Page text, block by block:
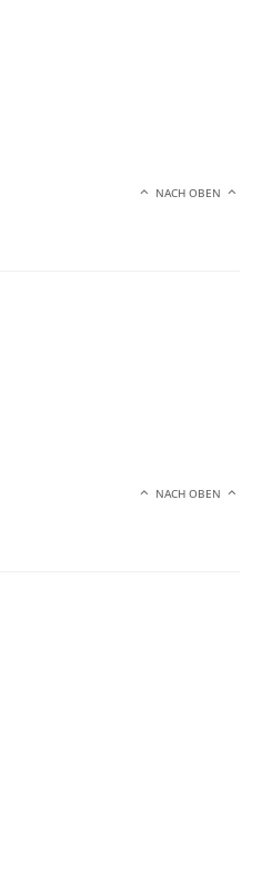
NACH OBEN
NACH OBEN